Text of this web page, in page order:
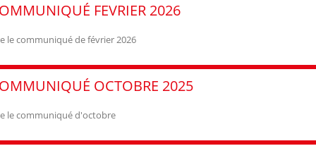
FEVRIER 2026
le communiqué de février 2026
OCTOBRE 2025
le communiqué d'octobre